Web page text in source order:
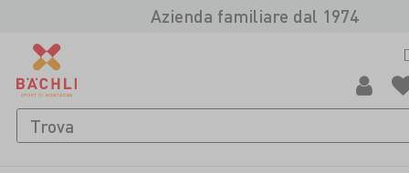
Azienda familiare dal 1974